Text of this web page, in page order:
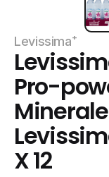
Levissima⁺
Pro-
X 12